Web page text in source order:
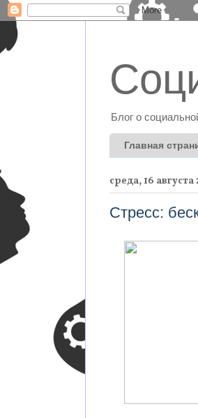
Блог о
Главная
среда, 16 августа
Стресс: